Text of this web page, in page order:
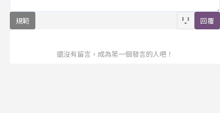
規範 回覆
還沒有留言，成為第一個發言的人吧！